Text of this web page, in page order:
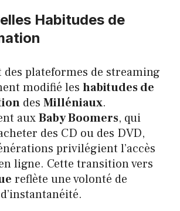
Habitudes de
des plateformes de streaming
modifié les habitudes de
des Milléniaux.
auxBaby Boomers, qui
des CD ou des DVD,
privilégient l’accès
ligne. Cette transition vers
reflète une volonté de